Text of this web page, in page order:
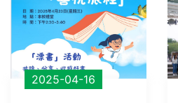
2025-04-16